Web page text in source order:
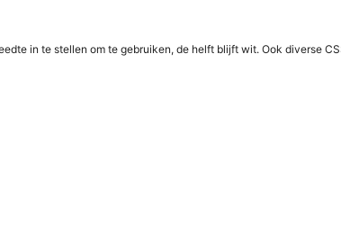
in te stellen om te gebruiken, de helft blijft wit. Ook diverse